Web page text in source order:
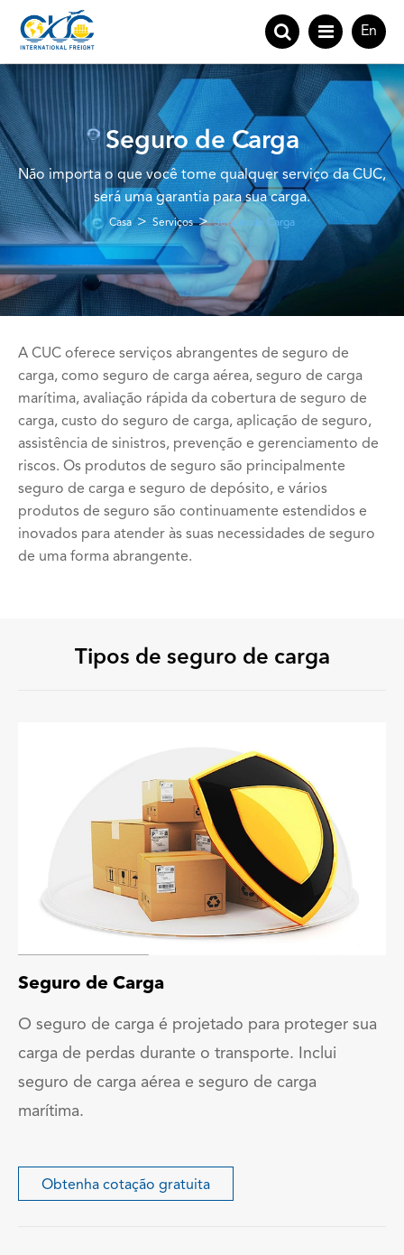
En
Seguro de Carga
Não importa o que você tome qualquer serviço da CUC,
será uma garantia para sua carga.
Casa Serviços Seguro de Carga
A CUC oferece serviços abrangentes de seguro de
carga, como seguro de carga aérea, seguro de carga
marítima, avaliação rápida da cobertura de seguro de
carga, custo do seguro de carga, aplicação de seguro,
assistência de sinistros, prevenção e gerenciamento de
riscos. Os produtos de seguro são principalmente
seguro de carga e seguro de depósito, e vários
produtos de seguro são continuamente estendidos e
inovados para atender às suas necessidades de seguro
de uma forma abrangente.
Tipos de seguro de carga
Seguro de Carga
O seguro de carga é projetado para proteger sua
carga de perdas durante o transporte. Inclui
seguro de carga aérea e seguro de carga
marítima.
Obtenha cotação gratuita